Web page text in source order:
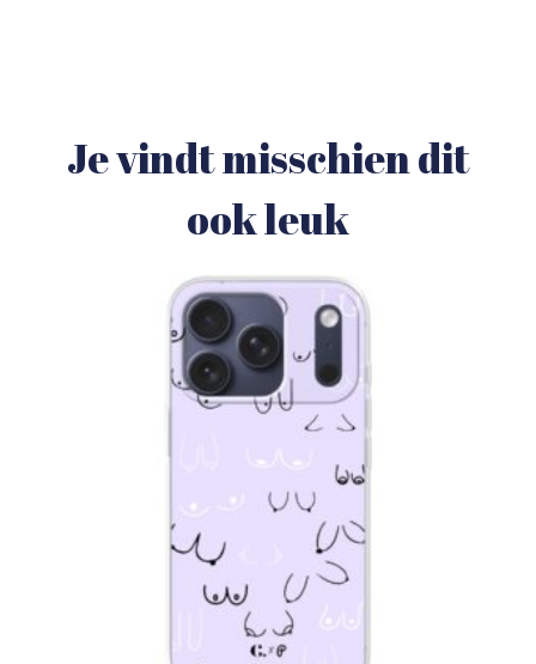
Je vindt misschien dit
ook leuk